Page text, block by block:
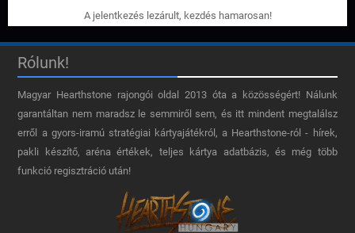
A jelentkezés lezárult, kezdés hamarosan!
Rólunk!
Magyar Hearthstone​ rajongói oldal 2013 óta a közösségért! Nálunk
garantáltan nem maradsz le semmiről sem, és itt mindent megtalálsz
erről a gyors-iramú stratégiai kártyajátékról, a Hearthstone-ról - hírek,
pakli készítő, aréna értékek, teljes kártya adatbázis, és még több
funkció regisztráció után!